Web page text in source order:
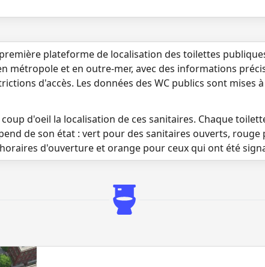
plateforme de localisation des toilettes
métropole et en outre-mer, avec des informations
d'accès. Les données des WC publics sont mises
d'oeil la localisation de ces sanitaires. Chaque
de son état : vert pour des sanitaires ouverts, rouge
d'ouverture et orange pour ceux qui ont été